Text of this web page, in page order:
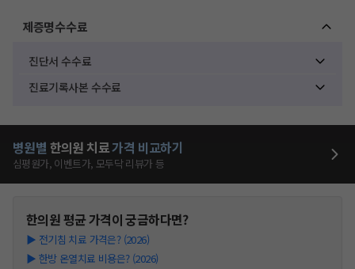
제증명수수료
진단서 수수료
진료기록사본 수수료
병원별 한의원 치료가격 비교하기
심평원가, 이벤트가, 모두닥 리뷰가 등
한의원평균 가격이 궁금하다면?
▶ 전기침 치료 가격은? (2026)
▶ 한방 온열치료 비용은? (2026)